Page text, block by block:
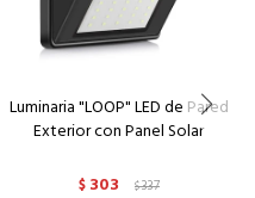
Luminaria "LOOP" LED de Pared
Exterior con Panel Solar
$ 303 $337